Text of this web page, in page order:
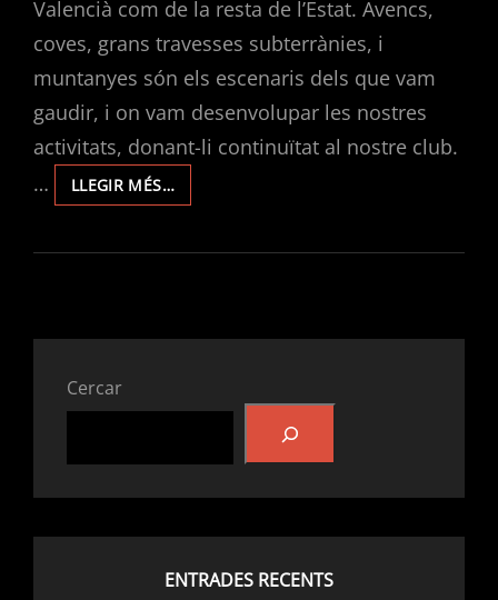
Valencià com de la resta de l’Estat. Avencs,
coves, grans travesses subterrànies, i
muntanyes són els escenaris dels que vam
gaudir, i on vam desenvolupar les nostres
activitats, donant-li continuïtat al nostre club.
…
LLEGIR MÉS…MEMÒRIA
D’ACTIVITATS
CLUB
Cercar
ENTRADES RECENTS